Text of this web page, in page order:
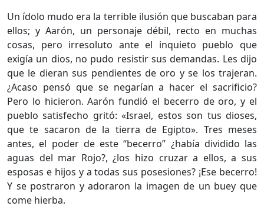
Un ídolo mudo era la terrible ilusión que buscaban para
ellos; y Aarón, un personaje débil, recto en muchas
cosas, pero irresoluto ante el inquieto pueblo que
exigía un dios, no pudo resistir sus demandas. Les dijo
que le dieran sus pendientes de oro y se los trajeran.
¿Acaso pensó que se negarían a hacer el sacrificio?
Pero lo hicieron. Aarón fundió el becerro de oro, y el
pueblo satisfecho gritó: «Israel, estos son tus dioses,
que te sacaron de la tierra de Egipto». Tres meses
antes, el poder de este “becerro” ¿había dividido las
aguas del mar Rojo?, ¿los hizo cruzar a ellos, a sus
esposas e hijos y a todas sus posesiones? ¡Ese becerro!
Y se postraron y adoraron la imagen de un buey que
come hierba.